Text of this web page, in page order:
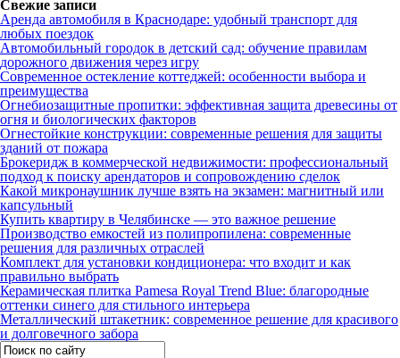
Свежие записи
Аренда автомобиля в Краснодаре: удобный транспорт для
любых поездок
Автомобильный городок в детский сад: обучение правилам
дорожного движения через игру
Современное остекление коттеджей: особенности выбора и
преимущества
Огнебиозащитные пропитки: эффективная защита древесины от
огня и биологических факторов
Огнестойкие конструкции: современные решения для защиты
зданий от пожара
Брокеридж в коммерческой недвижимости: профессиональный
подход к поиску арендаторов и сопровождению сделок
Какой микронаушник лучше взять на экзамен: магнитный или
капсульный
Купить квартиру в Челябинске — это важное решение
Производство емкостей из полипропилена: современные
решения для различных отраслей
Комплект для установки кондиционера: что входит и как
правильно выбрать
Керамическая плитка Pamesa Royal Trend Blue: благородные
оттенки синего для стильного интерьера
Металлический штакетник: современное решение для красивого
и долговечного забора